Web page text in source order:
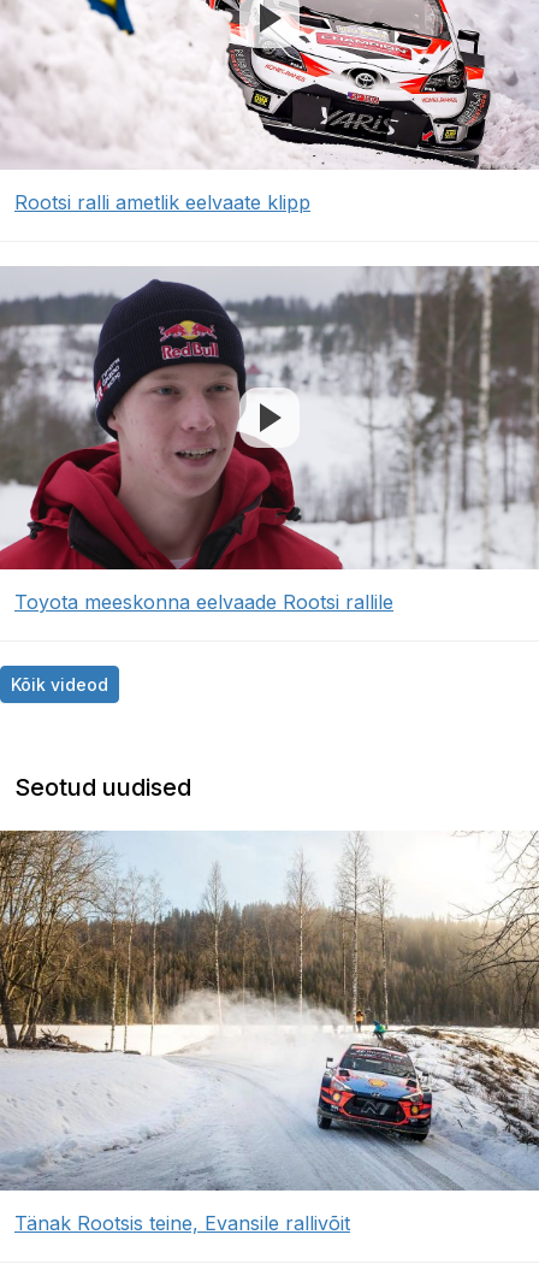
Rootsi ralli ametlik eelvaate klipp
Toyota meeskonna eelvaade Rootsi rallile
Kõik videod
Seotud uudised
Tänak Rootsis teine, Evansile rallivõit